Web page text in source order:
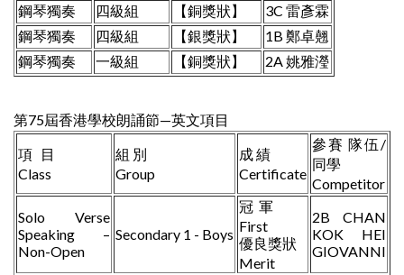
鋼琴獨奏
四級組 【銅獎狀】
3C 雷彥霖
鋼琴獨奏
四級組 【銀獎狀】
1B 鄭卓翹
鋼琴獨奏
一級組 【銅獎狀】 2A 姚雅瀅
第75屆香港學校朗誦節—英文項目
項 目
Class
組 別
Group
成 績
Certificate
參賽 隊伍/
同學
Competitor
Solo Verse
Speaking –
Non-Open
Secondary 1 - Boys
冠 軍
First
優良獎狀
Merit
2B CHAN
KOK HEI
GIOVANNI